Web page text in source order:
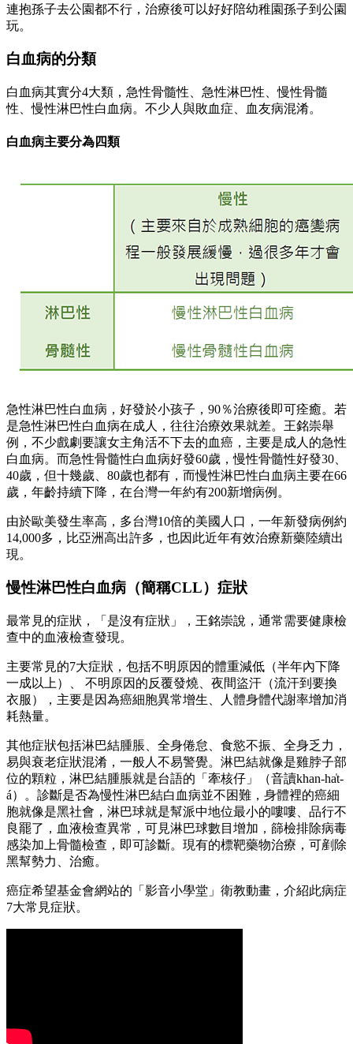
連抱孫子去公園都不行，治療後可以好好陪幼稚園孫子到公園
玩。
白血病的分類
白血病其實分4大類，急性骨髓性、急性淋巴性、慢性骨髓
性、慢性淋巴性白血病。不少人與敗血症、血友病混淆。
白血病主要分為四類
急性淋巴性白血病，好發於小孩子，90％治療後即可痊癒。若
是急性淋巴性白血病在成人，往往治療效果就差。王銘崇舉
例，不少戲劇要讓女主角活不下去的血癌，主要是成人的急性
白血病。而急性骨髓性白血病好發60歲，慢性骨髓性好發30、
40歲，但十幾歲、80歲也都有，而慢性淋巴性白血病主要在66
歲，年齡持續下降，在台灣一年約有200新增病例。
由於歐美發生率高，多台灣10倍的美國人口，一年新發病例約
14,000多，比亞洲高出許多，也因此近年有效治療新藥陸續出
現。
慢性淋巴性白血病（簡稱CLL）症狀
最常見的症狀，「是沒有症狀」，王銘崇說，通常需要健康檢
查中的血液檢查發現。
主要常見的7大症狀，包括不明原因的體重減低（半年內下降
一成以上）、 不明原因的反覆發燒、夜間盜汗（流汗到要換
衣服），主要是因為癌細胞異常增生、人體身體代謝率增加消
耗熱量。
其他症狀包括淋巴結腫脹、全身倦怠、食慾不振、全身乏力，
易與衰老症狀混淆，一般人不易警覺。淋巴結就像是雞脖子部
位的顆粒，淋巴結腫脹就是台語的「牽核仔」（音讀khan-ha̍t-
á）。診斷是否為慢性淋巴結白血病並不困難，身體裡的癌細
胞就像是黑社會，淋巴球就是幫派中地位最小的嘍嘍、品行不
良罷了，血液檢查異常，可見淋巴球數目增加，篩檢排除病毒
感染加上骨髓檢查，即可診斷。現有的標靶藥物治療，可剷除
黑幫勢力、治癒。
癌症希望基金會網站的「影音小學堂」衛教動畫，介紹此病症
7大常見症狀。